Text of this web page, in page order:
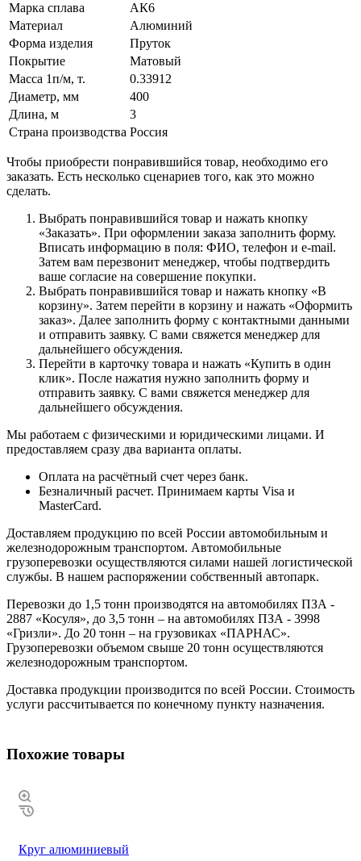
Марка сплава
АК6
Материал
Алюминий
Форма изделия
Пруток
Покрытие
Матовый
Масса 1п/м, т.
0.33912
Диаметр, мм
400
Длина, м
3
Страна производства Россия
Чтобы приобрести понравившийся товар, необходимо его
заказать. Есть несколько сценариев того, как это можно
сделать.
Выбрать понравившийся товар и нажать кнопку
«Заказать». При оформлении заказа заполнить форму.
Вписать информацию в поля: ФИО, телефон и e-mail.
Затем вам перезвонит менеджер, чтобы подтвердить
ваше согласие на совершение покупки.
Выбрать понравившийся товар и нажать кнопку «В
корзину». Затем перейти в корзину и нажать «Оформить
заказ». Далее заполнить форму с контактными данными
и отправить заявку. С вами свяжется менеджер для
дальнейшего обсуждения.
Перейти в карточку товара и нажать «Купить в один
клик». После нажатия нужно заполнить форму и
отправить заявку. С вами свяжется менеджер для
дальнейшего обсуждения.
Мы работаем с физическими и юридическими лицами. И
предоставляем сразу два варианта оплаты.
Оплата на расчётный счет через банк.
Безналичный расчет. Принимаем карты Visa и
MasterCard.
Доставляем продукцию по всей России автомобильным и
железнодорожным транспортом. Автомобильные
грузоперевозки осуществляются силами нашей логистической
службы. В нашем распоряжении собственный автопарк.
Перевозки до 1,5 тонн производятся на автомобилях ПЗА -
2887 «Косуля», до 3,5 тонн – на автомобилях ПЗА - 3998
«Гризли». До 20 тонн – на грузовиках «ПАРНАС».
Грузоперевозки объемом свыше 20 тонн осуществляются
железнодорожным транспортом.
Доставка продукции производится по всей России. Стоимость
услуги рассчитывается по конечному пункту назначения.
Похожие товары
Круг алюминиевый